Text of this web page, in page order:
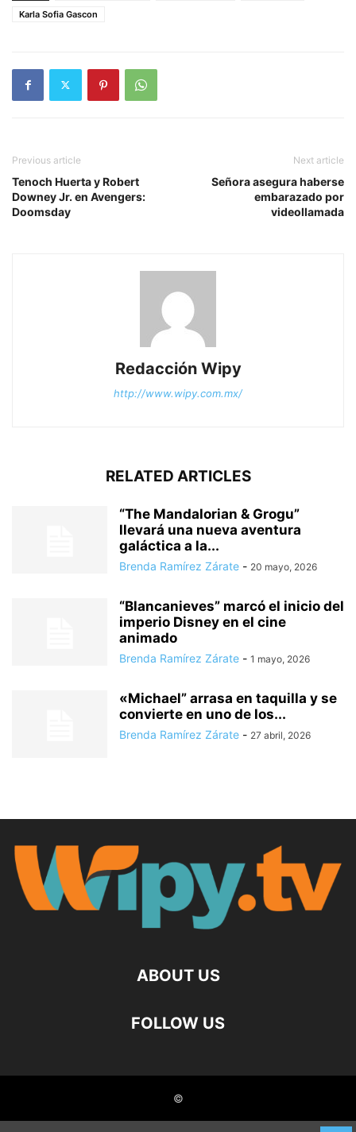
Karla Sofia Gascon
Previous article
Tenoch Huerta y Robert
Downey Jr. en Avengers:
Doomsday
Next article
Señora asegura haberse
embarazado por
videollamada
Redacción Wipy
http://www.wipy.com.mx/
RELATED ARTICLES
“The Mandalorian & Grogu”
llevará una nueva aventura
galáctica a la...
Brenda Ramírez Zárate - 20 mayo, 2026
“Blancanieves” marcó el inicio del
imperio Disney en el cine
animado
Brenda Ramírez Zárate - 1 mayo, 2026
«Michael” arrasa en taquilla y se
convierte en uno de los...
Brenda Ramírez Zárate - 27 abril, 2026
ABOUT US
FOLLOW US
©